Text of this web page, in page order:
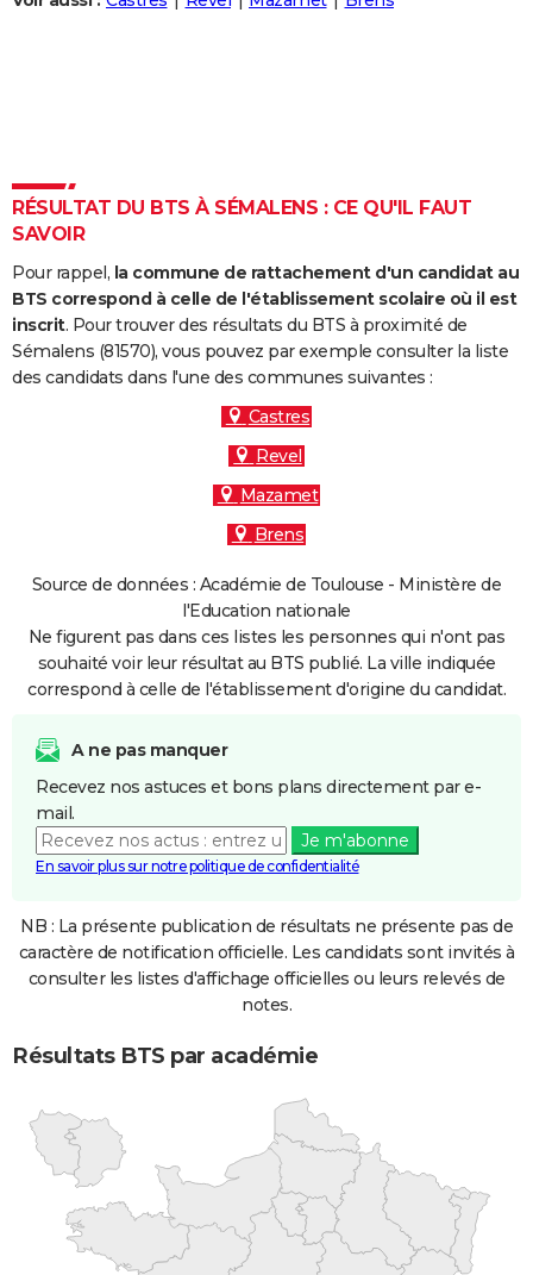
Carte de Noël
Carte Bonne année
Carte Saint-Valentin
Carte Pâques
Carte d'anniversaire
Dictionnaire
Biographies
Citations
Expressions
Proverbes
PROGRAMME TV
COPAINS D'AVANT
S'inscrire
Se connecter
Lycées
Collèges
Primaires
Universités
Entreprises
Service militaire
Avis de recherche
AVIS DE DÉCÈS
RÉSULTAT DU BTS À SÉMALENS : CE QU'IL FAUT
SAVOIR
Pour rappel, la commune de rattachement d'un candidat au
BTS correspond à celle de l'établissement scolaire où il est
inscrit. Pour trouver des résultats du BTS à proximité de
Sémalens (81570), vous pouvez par exemple consulter la liste
des candidats dans l'une des communes suivantes :
Castres
Revel
Mazamet
Brens
Source de données : Académie de Toulouse - Ministère de
l'Education nationale
Ne figurent pas dans ces listes les personnes qui n'ont pas
souhaité voir leur résultat au BTS publié. La ville indiquée
correspond à celle de l'établissement d'origine du candidat.
A ne pas manquer
Recevez nos astuces et bons plans directement par e-
mail.
Je m'abonne
En savoir plus sur notre politique de confidentialité
NB : La présente publication de résultats ne présente pas de
caractère de notification officielle. Les candidats sont invités à
consulter les listes d'affichage officielles ou leurs relevés de
notes.
Résultats BTS par académie